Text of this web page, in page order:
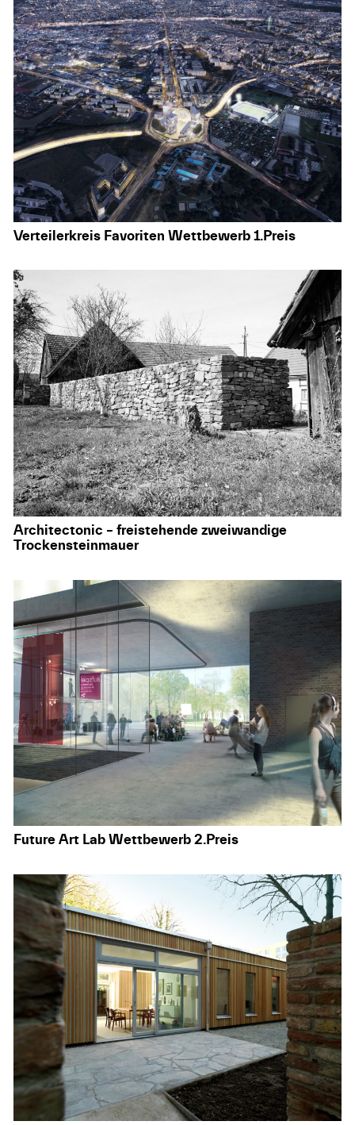
Verteilerkreis Favoriten Wettbewerb 1.Preis
Architectonic – freistehende zweiwandige
Trockensteinmauer
Future Art Lab Wettbewerb 2.Preis